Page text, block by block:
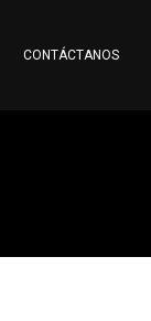
CONTÁCTANOS